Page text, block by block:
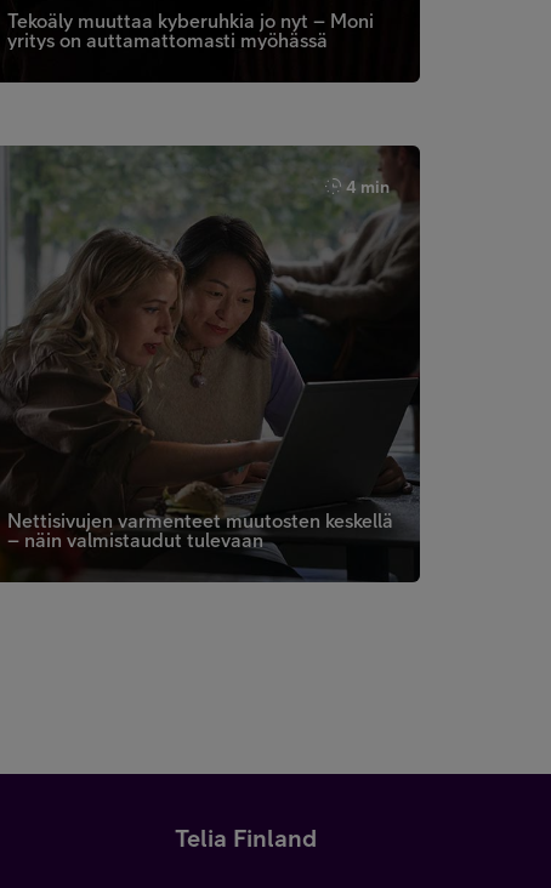
Tekoäly muuttaa kyberuhkia jo nyt – Moni
yritys on auttamattomasti myöhässä
4 min
Nettisivujen varmenteet muutosten keskellä
– näin valmistaudut tulevaan
Telia Finland